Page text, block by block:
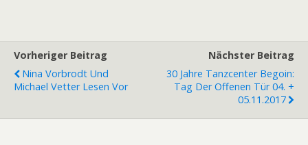
Vorheriger Beitrag
Nina Vorbrodt Und
Michael Vetter Lesen Vor
Nächster Beitrag
30 Jahre Tanzcenter Begoin:
Tag Der Offenen Tür 04. +
05.11.2017